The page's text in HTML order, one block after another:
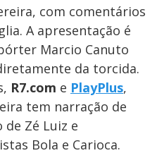
com comentários
A apresentação é
Marcio Canuto
da torcida.
R7.com e PlayPlus,
tem narração de
de Zé Luiz e
Bola e Carioca.